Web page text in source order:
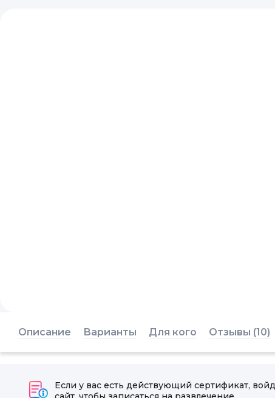
Описание Варианты Для кого Отзывы (10)
Если у вас есть действующий сертификат,